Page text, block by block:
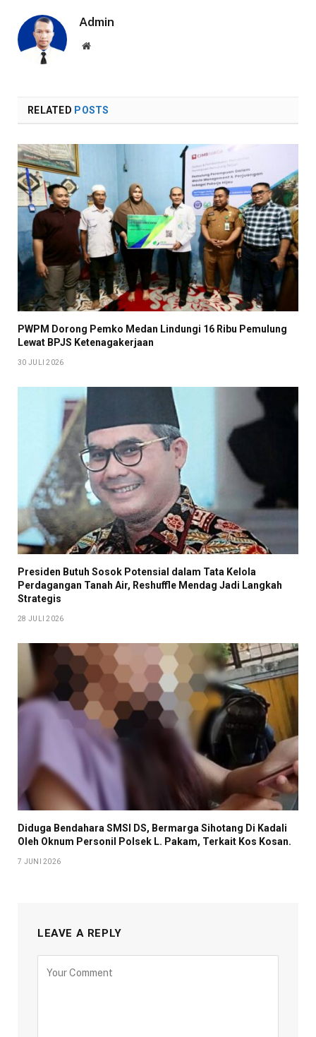
Admin
Website
RELATED POSTS
PWPM Dorong Pemko Medan Lindungi 16 Ribu Pemulung
Lewat BPJS Ketenagakerjaan
30 JULI 2026
Presiden Butuh Sosok Potensial dalam Tata Kelola
Perdagangan Tanah Air, Reshuffle Mendag Jadi Langkah
Strategis
28 JULI 2026
Diduga Bendahara SMSI DS, Bermarga Sihotang Di Kadali
Oleh Oknum Personil Polsek L. Pakam, Terkait Kos Kosan.
7 JUNI 2026
LEAVE A REPLY